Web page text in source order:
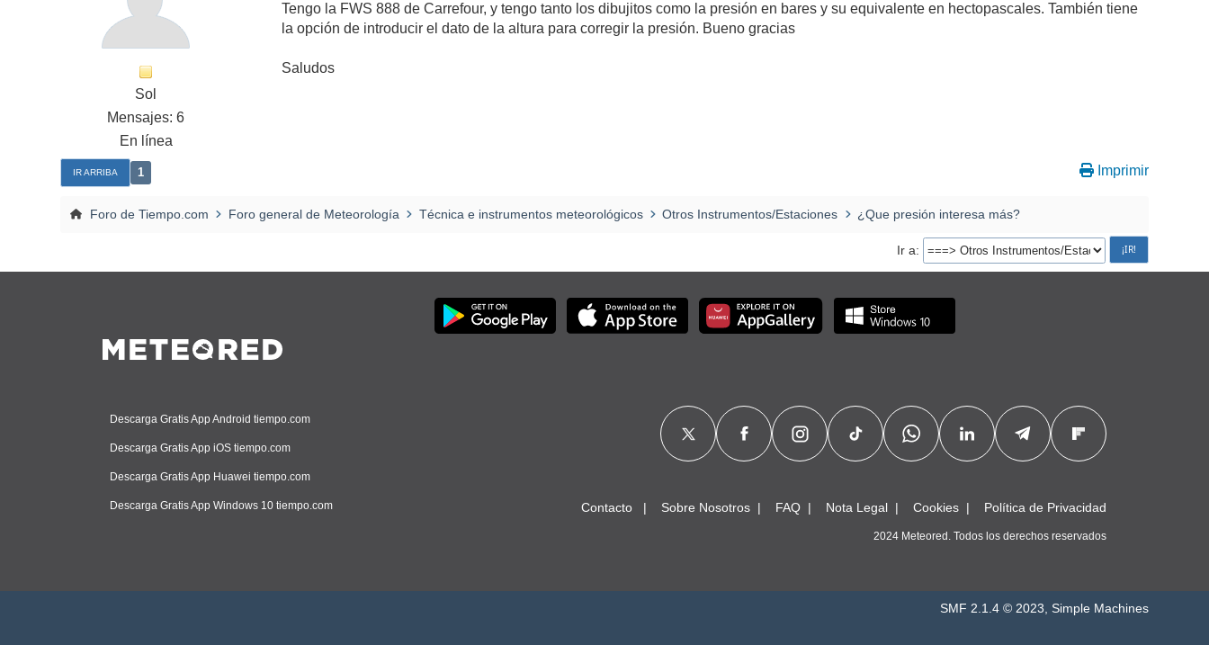
Sol
Mensajes: 6
En línea
Tengo la FWS 888 de Carrefour, y tengo tanto los dibujitos como la presión en bares y su equivalente en hectopascales. También tiene
la opción de introducir el dato de la altura para corregir la presión. Bueno gracias
Saludos
IR ARRIBA 1 Imprimir
Foro de Tiempo.com Foro general de Meteorología Técnica e instrumentos meteorológicos Otros Instrumentos/Estaciones ¿Que presión interesa más?
Ir a
Descarga Gratis App Android tiempo.com
Descarga Gratis App iOS tiempo.com
Descarga Gratis App Huawei tiempo.com
Descarga Gratis App Windows 10 tiempo.com Contacto Sobre Nosotros FAQ Nota Legal Cookies Política de Privacidad
2024 Meteored. Todos los derechos reservados
SMF 2.1.4 © 2023, Simple Machines